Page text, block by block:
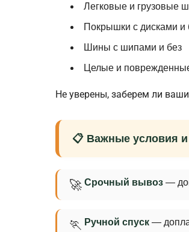
Легковые и грузовые
Покрышки с дисками и
Шины с шипами и без
Целые и
Не уверены, заберем ли
📋 Важные условия
🚀 Срочный вывоз —
🏃 Ручной спуск —